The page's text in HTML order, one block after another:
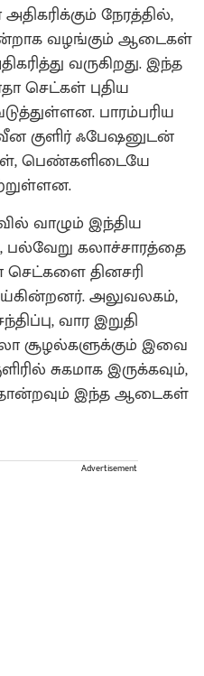
நேரத்தில்,
வழங்கும் ஆடைகள்
வருகிறது. இந்த
செட்கள் புதிய
பாரம்பரிய
குளிர் ஃபேஷனுடன்
பெண்களிடையே
வாழும் இந்திய
கலாச்சாரத்தை
செட்களை தினசரி
அலுவலகம்,
வார இறுதி
சூழல்களுக்கும் இவை
சுகமாக இருக்கவும்,
இந்த ஆடைகள்
Advertisement